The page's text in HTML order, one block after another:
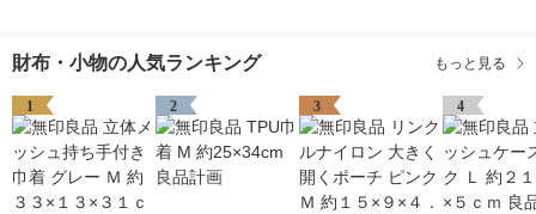
財布・小物の人気ランキング もっと見る
1 2 3 4